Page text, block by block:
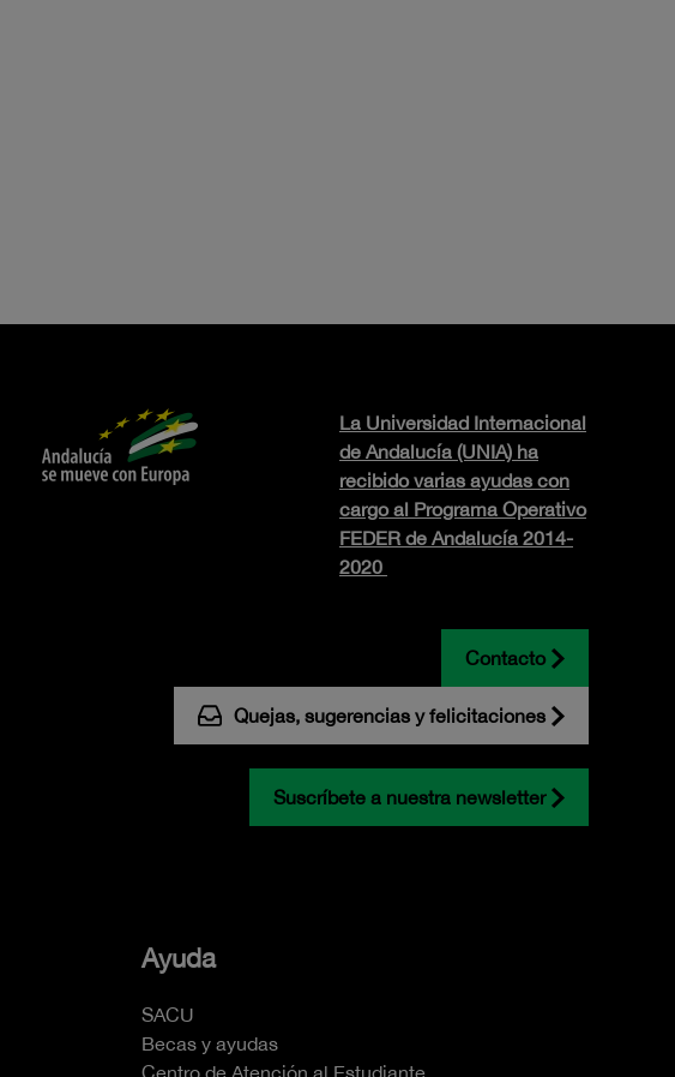
La Universidad Internacional
de Andalucía (UNIA) ha
recibido varias ayudas con
cargo al Programa Operativo
FEDER de Andalucía 2014-
2020
Contacto
Quejas, sugerencias y felicitaciones
Suscríbete a nuestra newsletter
Ayuda
SACU
Becas y ayudas
Centro de Atención al Estudiante